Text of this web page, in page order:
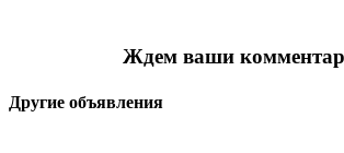
Ждем ваши
Другие объявления